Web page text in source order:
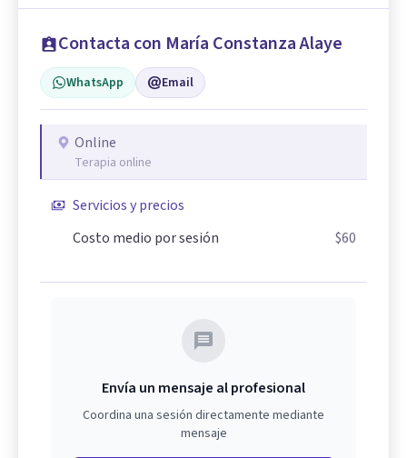
Contacta con María Constanza Alaye
WhatsApp Email
Online
Terapia online
Servicios y precios
Costo medio por sesión
$60
Envía un mensaje al profesional
Coordina una sesión directamente mediante
mensaje